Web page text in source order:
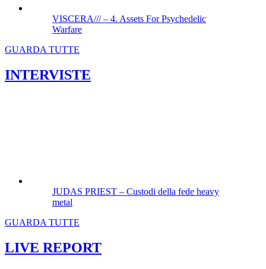
VISCERA/// – 4. ⁠Assets For Psychedelic
Warfare
GUARDA TUTTE
INTERVISTE
JUDAS PRIEST – Custodi della fede heavy
metal
GUARDA TUTTE
LIVE REPORT